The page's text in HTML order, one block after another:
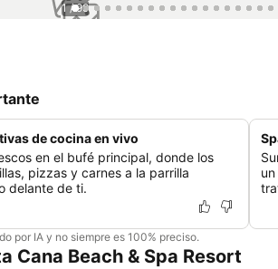
1 / 99
de cocina en vivo
en el bufé principal, donde los
pizzas y carnes a la parrilla
delante de ti.
por IA y no siempre es 100% preciso.
Cana Beach & Spa Resort